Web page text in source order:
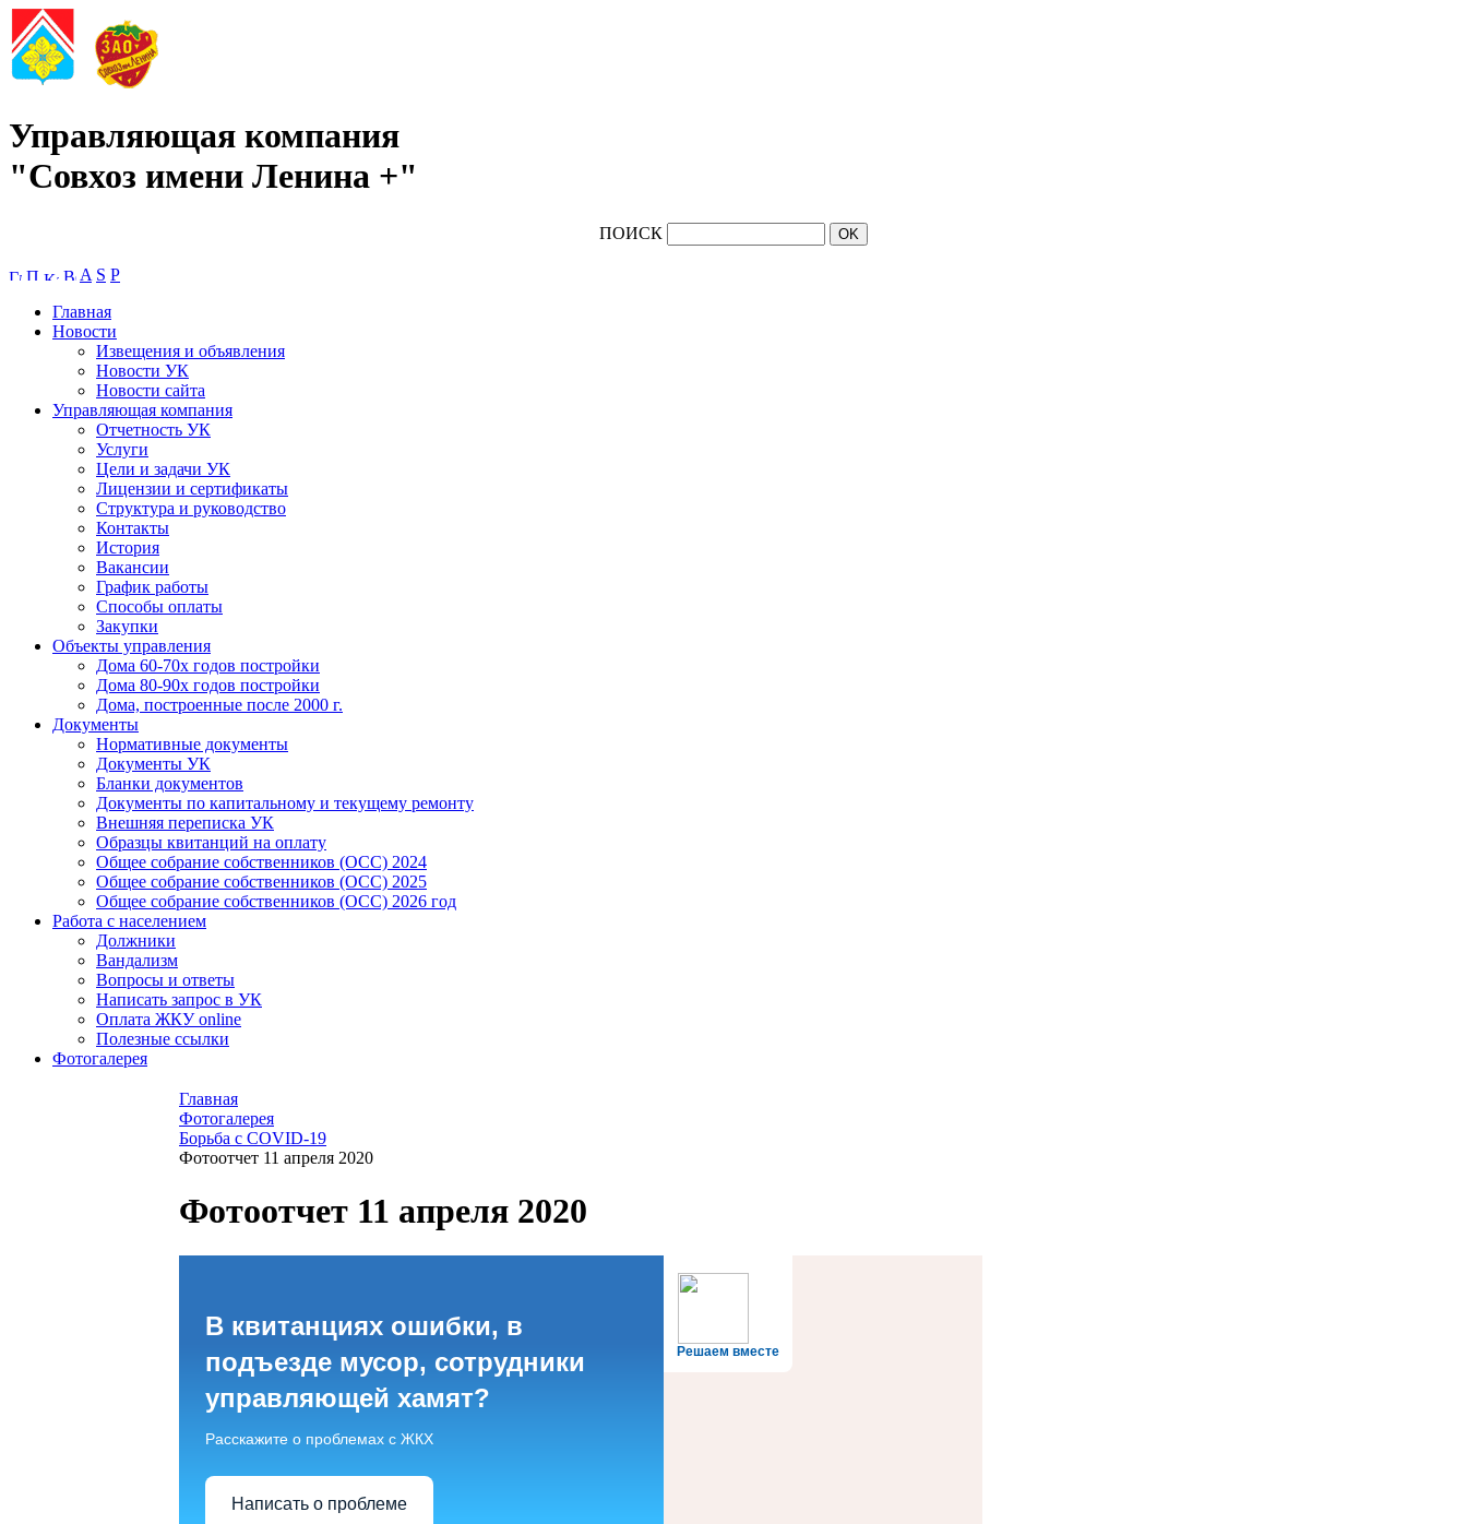
Управляющая компания
"Совхоз имени Ленина +"
ПОИСК
A S P
Главная
Новости
Извещения и объявления
Новости УК
Новости сайта
Управляющая компания
Отчетность УК
Услуги
Цели и задачи УК
Лицензии и сертификаты
Структура и руководство
Контакты
История
Вакансии
График работы
Способы оплаты
Закупки
Объекты управления
Дома 60-70х годов постройки
Дома 80-90х годов постройки
Дома, построенные после 2000 г.
Документы
Нормативные документы
Документы УК
Бланки документов
Документы по капитальному и текущему ремонту
Внешняя переписка УК
Образцы квитанций на оплату
Общее собрание собственников (ОСС) 2024
Общее собрание собственников (ОСС) 2025
Общее собрание собственников (ОСС) 2026 год
Работа с населением
Должники
Вандализм
Вопросы и ответы
Написать запрос в УК
Оплата ЖКУ online
Полезные ссылки
Фотогалерея
Главная
Фотогалерея
Борьба с COVID-19
Фотоотчет 11 апреля 2020
Фотоотчет 11 апреля 2020
Решаем вместе
В квитанциях ошибки, в
подъезде мусор, сотрудники
управляющей хамят?
Расскажите о проблемах с ЖКХ
Написать о проблеме